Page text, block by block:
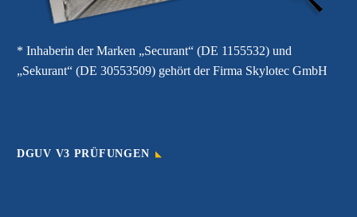
* Inhaberin der Marken „Securant“ (DE 1155532) und
„Sekurant“ (DE 30553509) gehört der Firma Skylotec GmbH
DGUV V3 PRÜFUNGEN